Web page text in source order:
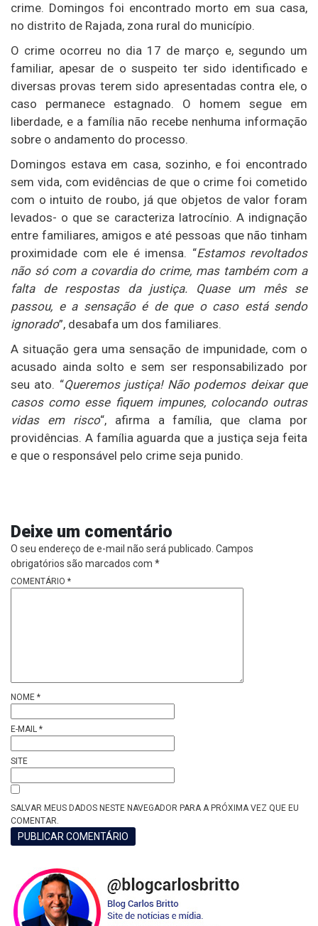
crime. Domingos foi encontrado morto em sua casa,
no distrito de Rajada, zona rural do município.
O crime ocorreu no dia 17 de março e, segundo um
familiar, apesar de o suspeito ter sido identificado e
diversas provas terem sido apresentadas contra ele, o
caso permanece estagnado. O homem segue em
liberdade, e a família não recebe nenhuma informação
sobre o andamento do processo.
Domingos estava em casa, sozinho, e foi encontrado
sem vida, com evidências de que o crime foi cometido
com o intuito de roubo, já que objetos de valor foram
levados- o que se caracteriza latrocínio. A indignação
entre familiares, amigos e até pessoas que não tinham
proximidade com ele é imensa. “Estamos revoltados
não só com a covardia do crime, mas também com a
falta de respostas da justiça. Quase um mês se
passou, e a sensação é de que o caso está sendo
ignorado”, desabafa um dos familiares.
A situação gera uma sensação de impunidade, com o
acusado ainda solto e sem ser responsabilizado por
seu ato. “Queremos justiça! Não podemos deixar que
casos como esse fiquem impunes, colocando outras
vidas em risco“, afirma a família, que clama por
providências. A família aguarda que a justiça seja feita
e que o responsável pelo crime seja punido.
Deixe um comentário
O seu endereço de e-mail não será publicado. Campos
obrigatórios são marcados com *
COMENTÁRIO *
NOME *
E-MAIL *
SITE
SALVAR MEUS DADOS NESTE NAVEGADOR PARA A PRÓXIMA VEZ QUE EU
COMENTAR.